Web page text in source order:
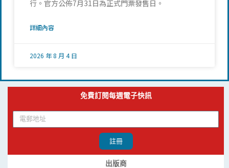
行。官方公佈7月31日為正式門票發售日。
詳細內容
2026 年 8 月 4 日
免費訂閱每週電子快訊
註冊
出版商